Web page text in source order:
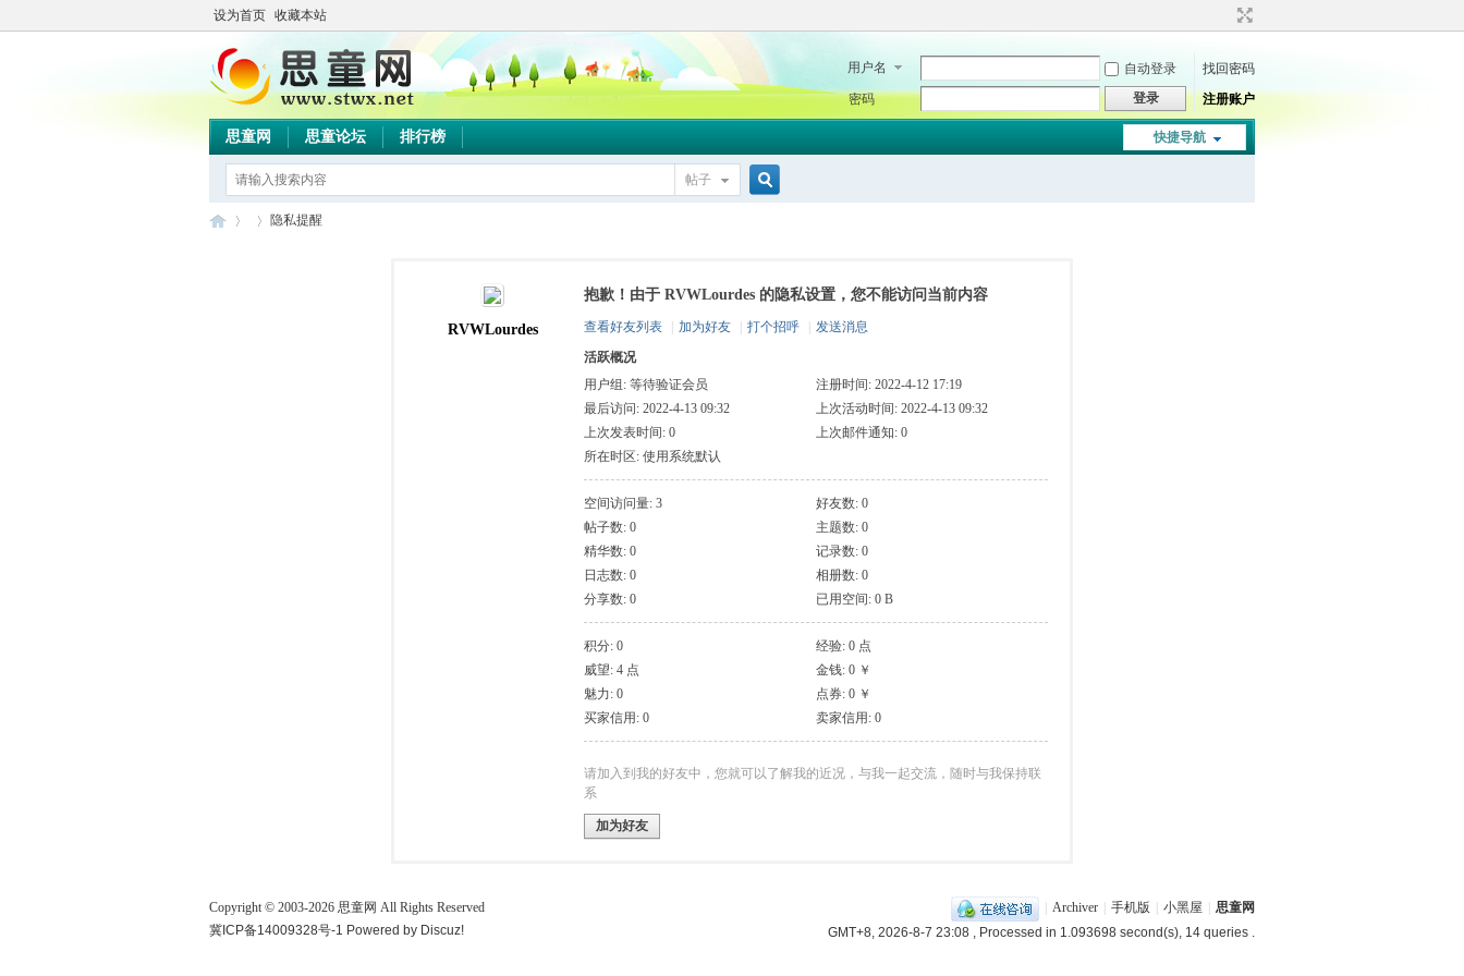
设为首页 收藏本站
用户名 自动登录
找回密码
密码
登录 注册账户
快捷导航
思童网 思童论坛 排行榜
帖子
索
隐私提醒
RVWLourdes
抱歉！由于 RVWLourdes 的隐私设置，您不能访问当前内容
查看好友列表 加为好友 打个招呼
发送消息
活跃概况
用户组: 等待验证会员
注册时间: 2022-4-12 17:19
最后访问: 2022-4-13 09:32
上次活动时间: 2022-4-13 09:32
上次发表时间: 0
上次邮件通知: 0
所在时区: 使用系统默认
空间访问量: 3
好友数: 0
帖子数: 0
主题数: 0
精华数: 0
记录数: 0
日志数: 0
相册数: 0
分享数: 0
已用空间: 0 B
积分: 0
经验: 0 点
威望: 4 点
金钱: 0 ￥
魅力: 0
点券: 0 ￥
买家信用: 0
卖家信用: 0
请加入到我的好友中，您就可以了解我的近况，与我一起交流，随时与我保持联
系
加为好友
Archiver 手机版 小黑屋
思童网
GMT+8, 2026-8-7 23:08 , Processed in 1.093698 second(s), 14 queries .
Copyright © 2003-2026 思童网 All Rights Reserved
冀ICP备14009328号-1 Powered by Discuz!